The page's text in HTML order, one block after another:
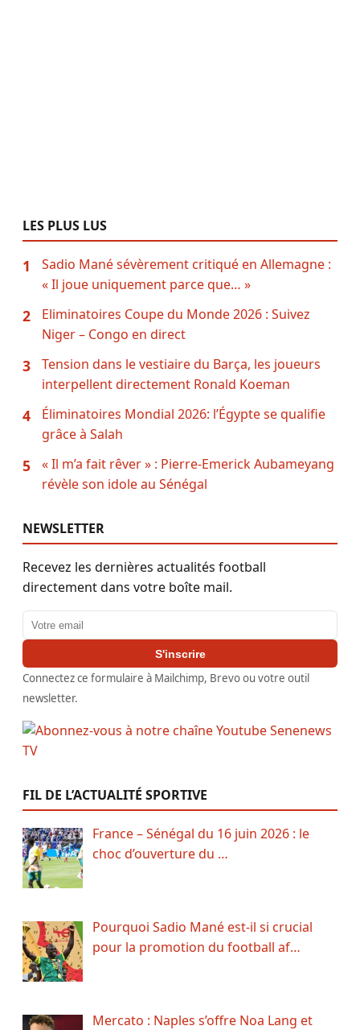
LES PLUS LUS
1
Sadio Mané sévèrement critiqué en Allemagne :
« Il joue uniquement parce que… »
2
Eliminatoires Coupe du Monde 2026 : Suivez
Niger – Congo en direct
3
Tension dans le vestiaire du Barça, les joueurs
interpellent directement Ronald Koeman
4
Éliminatoires Mondial 2026: l’Égypte se qualifie
grâce à Salah
5
« Il m’a fait rêver » : Pierre-Emerick Aubameyang
révèle son idole au Sénégal
NEWSLETTER
Recevez les dernières actualités football
directement dans votre boîte mail.
Adresse email
S'inscrire
Connectez ce formulaire à Mailchimp, Brevo ou votre outil
newsletter.
FIL DE L’ACTUALITÉ SPORTIVE
France – Sénégal du 16 juin 2026 : le
choc d’ouverture du …
Pourquoi Sadio Mané est-il si crucial
pour la promotion du football af…
Mercato : Naples s’offre Noa Lang et